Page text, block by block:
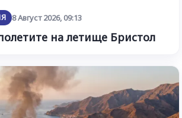
8 Август 2026, 09:13
на летище Бристол